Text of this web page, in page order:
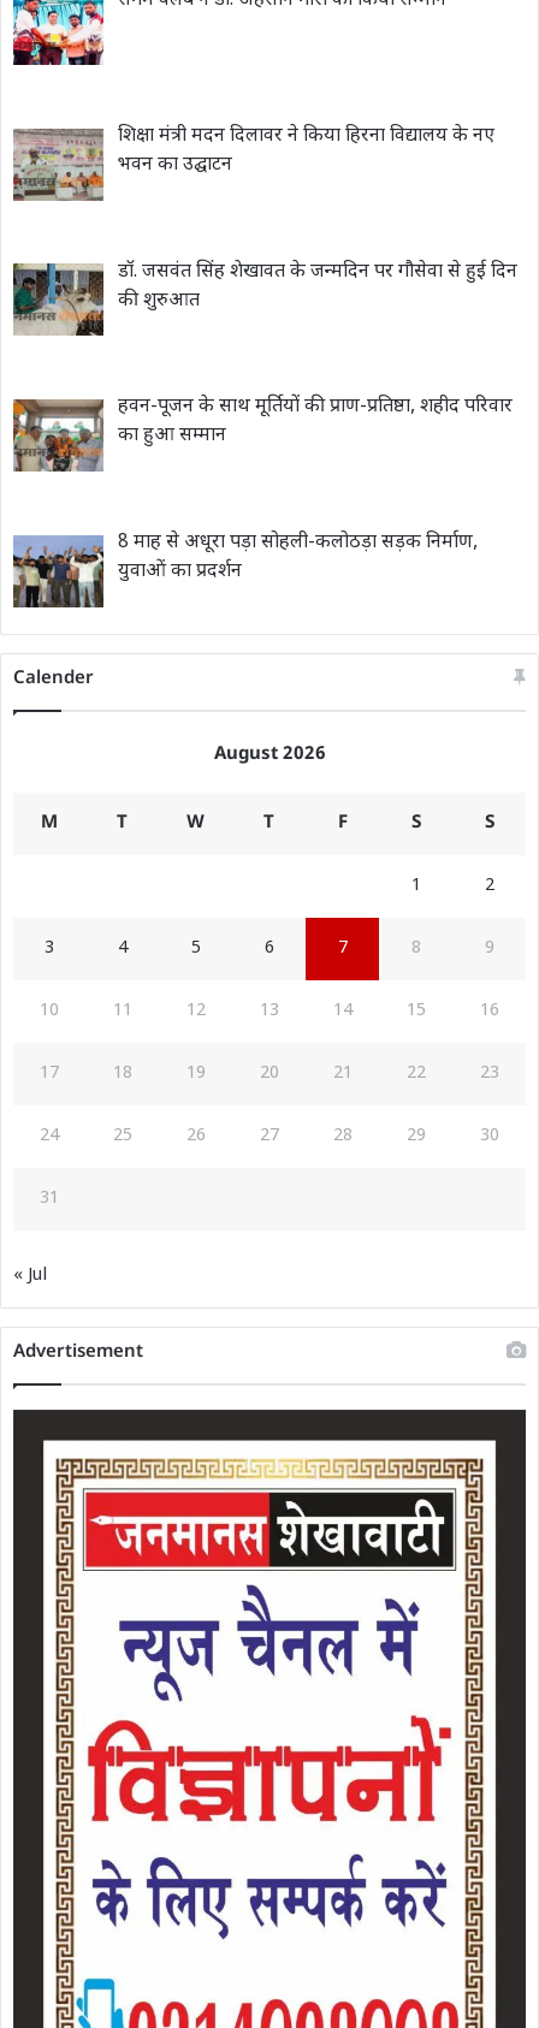
शिक्षा मंत्री मदन दिलावर ने किया हिरना विद्यालय के नए
भवन का उद्घाटन
डॉ. जसवंत सिंह शेखावत के जन्मदिन पर गौसेवा से हुई दिन
की शुरुआत
हवन-पूजन के साथ मूर्तियों की प्राण-प्रतिष्ठा, शहीद परिवार
का हुआ सम्मान
8 माह से अधूरा पड़ा सोहली-कलोठड़ा सड़क निर्माण,
युवाओं का प्रदर्शन
Calender
August 2026
M T W T F S S
1 2
3 4 5 6 7 8 9
10 11 12 13 14 15 16
17 18 19 20 21 22 23
24 25 26 27 28 29 30
31
« Jul
Advertisement